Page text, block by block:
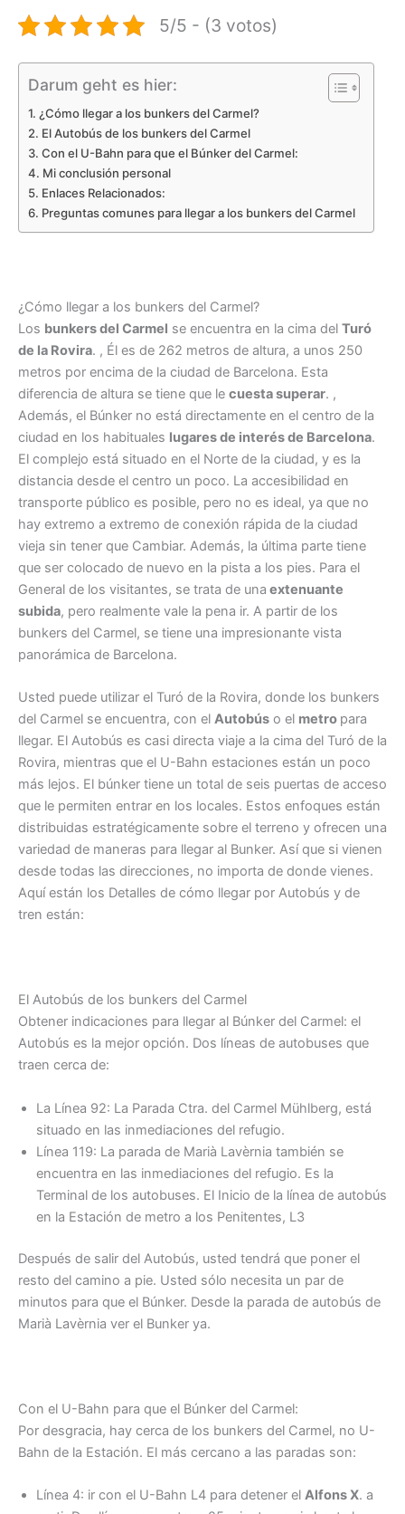
5/5 - (3 votos)
Darum geht es hier:
¿Cómo llegar a los bunkers del Carmel?
El Autobús de los bunkers del Carmel
Con el U-Bahn para que el Búnker del Carmel:
Mi conclusión personal
Enlaces Relacionados:
Preguntas comunes para llegar a los bunkers del Carmel
¿Cómo llegar a los bunkers del Carmel?
Los bunkers del Carmel se encuentra en la cima del Turó
de la Rovira. , Él es de 262 metros de altura, a unos 250
metros por encima de la ciudad de Barcelona. Esta
diferencia de altura se tiene que le cuesta superar. ,
Además, el Búnker no está directamente en el centro de la
ciudad en los habituales lugares de interés de Barcelona.
El complejo está situado en el Norte de la ciudad, y es la
distancia desde el centro un poco. La accesibilidad en
transporte público es posible, pero no es ideal, ya que no
hay extremo a extremo de conexión rápida de la ciudad
vieja sin tener que Cambiar. Además, la última parte tiene
que ser colocado de nuevo en la pista a los pies. Para el
General de los visitantes, se trata de una extenuante
subida, pero realmente vale la pena ir. A partir de los
bunkers del Carmel, se tiene una impresionante vista
panorámica de Barcelona.
Usted puede utilizar el Turó de la Rovira, donde los bunkers
del Carmel se encuentra, con el Autobús o el metro para
llegar. El Autobús es casi directa viaje a la cima del Turó de la
Rovira, mientras que el U-Bahn estaciones están un poco
más lejos. El búnker tiene un total de seis puertas de acceso
que le permiten entrar en los locales. Estos enfoques están
distribuidas estratégicamente sobre el terreno y ofrecen una
variedad de maneras para llegar al Bunker. Así que si vienen
desde todas las direcciones, no importa de donde vienes.
Aquí están los Detalles de cómo llegar por Autobús y de
tren están:
El Autobús de los bunkers del Carmel
Obtener indicaciones para llegar al Búnker del Carmel: el
Autobús es la mejor opción. Dos líneas de autobuses que
traen cerca de:
La Línea 92: La Parada Ctra. del Carmel Mühlberg, está
situado en las inmediaciones del refugio.
Línea 119: La parada de Marià Lavèrnia también se
encuentra en las inmediaciones del refugio. Es la
Terminal de los autobuses. El Inicio de la línea de autobús
en la Estación de metro a los Penitentes, L3
Después de salir del Autobús, usted tendrá que poner el
resto del camino a pie. Usted sólo necesita un par de
minutos para que el Búnker. Desde la parada de autobús de
Marià Lavèrnia ver el Bunker ya.
Con el U-Bahn para que el Búnker del Carmel:
Por desgracia, hay cerca de los bunkers del Carmel, no U-
Bahn de la Estación. El más cercano a las paradas son:
Línea 4: ir con el U-Bahn L4 para detener el Alfons X. a